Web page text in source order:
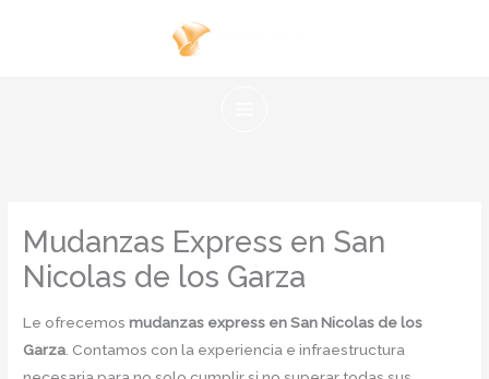
Mudanzas Express en San
Nicolas de los Garza
Le ofrecemos mudanzas express en San Nicolas de los
Garza . Contamos con la experiencia e infraestructura